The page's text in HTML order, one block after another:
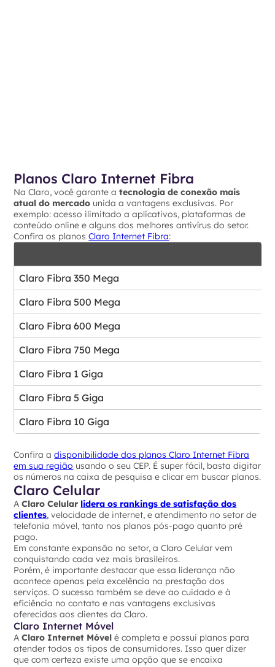
Planos Claro Internet Fibra
Na Claro, você garante atecnologia de conexão mais
atual do mercado unida a vantagens exclusivas. Por
exemplo: acesso ilimitado a aplicativos, plataformas de
conteúdo online e alguns dos melhores antivírus do setor.
Confira os planosClaro Internet Fibra:
Claro Fibra 350 Mega
Claro Fibra 500 Mega
Claro Fibra 600 Mega
Claro Fibra 750 Mega
Claro Fibra 1 Giga
Claro Fibra 5 Giga
Claro Fibra 10 Giga
Confira adisponibilidade dos planos Claro Internet Fibra
em sua região usando o seu CEP. É super fácil, basta digitar
os números na caixa de pesquisa e clicar em buscar planos.
Claro Celular
AClaro Celular lidera os rankings de satisfação dos
clientes, velocidade de internet, e atendimento no setor de
telefonia móvel, tanto nos planos pós-pago quanto pré
pago.
Em constante expansão no setor, a Claro Celular vem
conquistando cada vez mais brasileiros.
Porém, é importante destacar que essa liderança não
acontece apenas pela excelência na prestação dos
serviços. O sucesso também se deve ao cuidado e à
eficiência no contato e nas vantagens exclusivas
oferecidas aos clientes da Claro.
Claro Internet Móvel
AClaro Internet Móvelé completa e possui planos para
atender todos os tipos de consumidores. Isso quer dizer
que com certeza existe uma opção que se encaixa